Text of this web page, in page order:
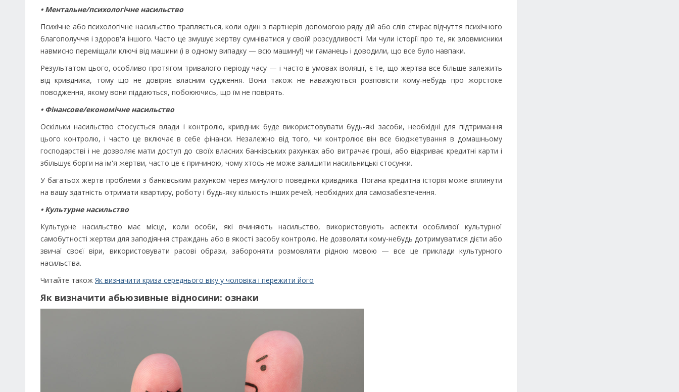
• Ментальне/психологічне насильство
Психічне або психологічне насильство трапляється, коли один з партнерів допомогою ряду дій або слів стирає відчуття психічного
благополуччя і здоров'я іншого. Часто це змушує жертву сумніватися у своїй розсудливості. Ми чули історії про те, як зловмисники
навмисно переміщали ключі від машини (і в одному випадку — всю машину!) чи гаманець і доводили, що все було навпаки.
Результатом цього, особливо протягом тривалого періоду часу — і часто в умовах ізоляції, є те, що жертва все більше залежить
від кривдника, тому що не довіряє власним судження. Вони також не наважуються розповісти кому-небудь про жорстоке
поводження, якому вони піддаються, побоюючись, що їм не повірять.
• Фінансове/економічне насильство
Оскільки насильство стосується влади і контролю, кривдник буде використовувати будь-які засоби, необхідні для підтримання
цього контролю, і часто це включає в себе фінанси. Незалежно від того, чи контролює він все бюджетування в домашньому
господарстві і не дозволяє мати доступ до своїх власних банківських рахунках або витрачає гроші, або відкриває кредитні карти і
збільшує борги на ім'я жертви, часто це є причиною, чому хтось не може залишити насильницькі стосунки.
У багатьох жертв проблеми з банківським рахунком через минулого поведінки кривдника. Погана кредитна історія може вплинути
на вашу здатність отримати квартиру, роботу і будь-яку кількість інших речей, необхідних для самозабезпечення.
• Культурне насильство
Культурне насильство має місце, коли особи, які вчиняють насильство, використовують аспекти особливої культурної
самобутності жертви для заподіяння страждань або в якості засобу контролю. Не дозволяти кому-небудь дотримуватися дієти або
звичаї своєї віри, використовувати расові образи, забороняти розмовляти рідною мовою — все це приклади культурного
насильства.
Читайте також Як визначити криза середнього віку у чоловіка і пережити його
Як визначити абьюзивные відносини: ознаки